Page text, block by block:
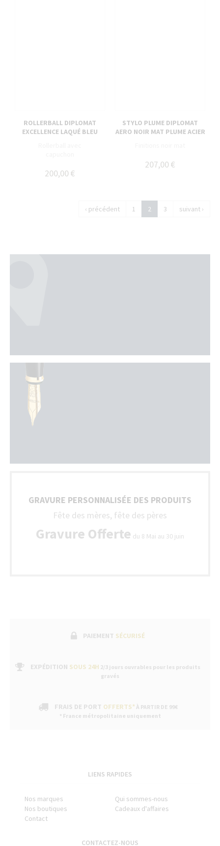
ROLLERBALL DIPLOMAT
EXCELLENCE LAQUÉ BLEU
200,00 €
STYLO PLUME DIPLOMAT
AERO NOIR MAT PLUME ACIER
207,00 €
‹ précédent 1 2 3 suivant ›
GRAVURE PERSONNALISÉE DES PRODUITS
Fête des mères, fête des pères
Gravure Offerte du 8 Mai au 30 juin
PAIEMENT SÉCURISÉ
EXPÉDITION SOUS 24H 2/3 jours ouvrables pour les produits
gravés
FRAIS DE PORT OFFERTS* À PARTIR DE 99€
* France métropolitaine uniquement
LIENS RAPIDES
Nos marques
Qui sommes-nous
Nos boutiques
Cadeaux d'affaires
Contact
CONTACTEZ-NOUS